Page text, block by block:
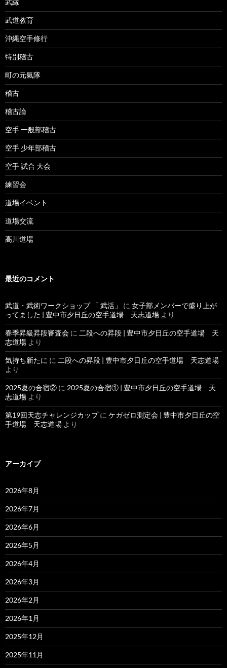
武縁
武道教育
沖縄空手修行
特別稽古
町の元氣隊
稽古
稽古論
空手 一般部稽古
空手 少年部稽古
空手 試合 大会
練習会
道場イベント
道場交流
高川道場
最近のコメント
武道・武術ワークショップ 「 武活」 に 女子部メンバーで盛り上が
ってました | 豊中市夕日丘の空手道場 天志道場 より
春季昇級昇段審査会 に 二段への昇段 | 豊中市夕日丘の空手道場 天
志道場 より
気持ち新たに に 二段への昇段 | 豊中市夕日丘の空手道場 天志道場
より
2025夏の合宿② に 2025夏の合宿① | 豊中市夕日丘の空手道場 天
志道場 より
第19回天志チャレンジカップに ケガゼロ測定会 | 豊中市夕日丘の空
手道場 天志道場 より
アーカイブ
2026年8月
2026年7月
2026年6月
2026年5月
2026年4月
2026年3月
2026年2月
2026年1月
2025年12月
2025年11月